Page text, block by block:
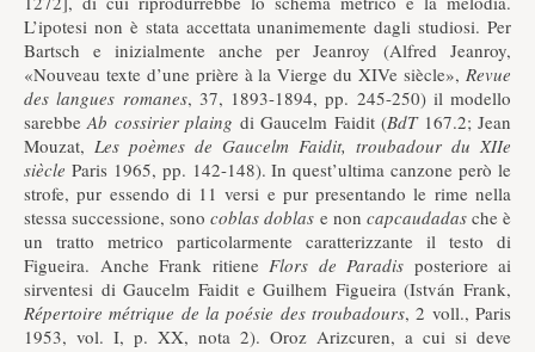
L’ipotesi non è stata accettata unanimemente dagli studiosi. Per
Bartsch e inizialmente anche per Jeanroy (Alfred Jeanroy,
«Nouveau texte d’une prière à la Vierge du XIVe siècle», Revue
des langues romanes, 37, 1893-1894, pp. 245-250) il modello
sarebbeAb cossirier plaing di Gaucelm Faidit (BdT167.2; Jean
Mouzat, Les poèmes de Gaucelm Faidit, troubadour du XIIe
siècle Paris 1965, pp. 142-148). In quest’ultima canzone però le
strofe, pur essendo di 11 versi e pur presentando le rime nella
stessa successione, sonocoblas doblas e non capcaudadasche è
un tratto metrico particolarmente caratterizzante il testo di
Figueira. Anche Frank ritiene Flors de Paradis posteriore ai
sirventesi di Gaucelm Faidit e Guilhem Figueira (István Frank,
Répertoire métrique de la poésie des troubadours, 2 voll., Paris
1953, vol. I, p. XX, nota 2). Oroz Arizcuren, a cui si deve